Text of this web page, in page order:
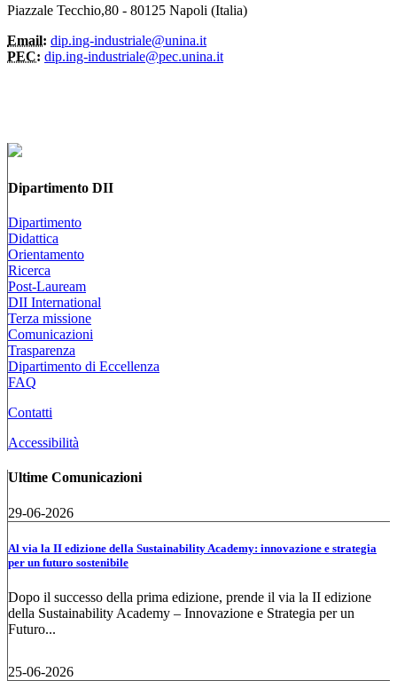
Piazzale Tecchio,80 - 80125 Napoli (Italia)
Email: dip.ing-industriale@unina.it
PEC: dip.ing-industriale@pec.unina.it
Dipartimento DII
Dipartimento
Didattica
Orientamento
Ricerca
Post-Lauream
DII International
Terza missione
Comunicazioni
Trasparenza
Dipartimento di Eccellenza
FAQ
Contatti
Accessibilità
Ultime Comunicazioni
29-06-2026
Al via la II edizione della Sustainability Academy: innovazione e strategia
per un futuro sostenibile
Dopo il successo della prima edizione, prende il via la II edizione
della Sustainability Academy – Innovazione e Strategia per un
Futuro...
25-06-2026